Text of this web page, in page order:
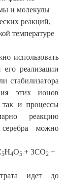
и молекулы
реакций,
температуре
использовать
реализации
стабилизатора
этих ионов
так и процессы
реакцию
можно
5H4O5 + 3CO2 +
идет до